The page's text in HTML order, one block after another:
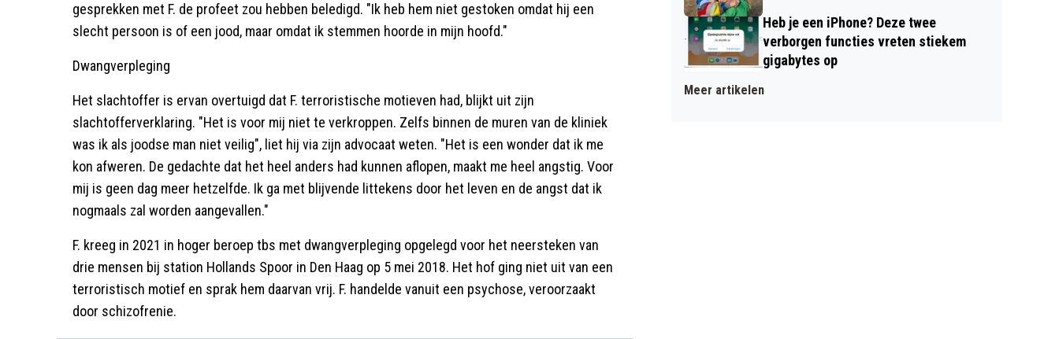
gesprekken met F. de profeet zou hebben beledigd. "Ik heb hem niet gestoken omdat hij een
slecht persoon is of een jood, maar omdat ik stemmen hoorde in mijn hoofd."
Dwangverpleging
Het slachtoffer is ervan overtuigd dat F. terroristische motieven had, blijkt uit zijn
slachtofferverklaring. "Het is voor mij niet te verkroppen. Zelfs binnen de muren van de kliniek
was ik als joodse man niet veilig", liet hij via zijn advocaat weten. "Het is een wonder dat ik me
kon afweren. De gedachte dat het heel anders had kunnen aflopen, maakt me heel angstig. Voor
mij is geen dag meer hetzelfde. Ik ga met blijvende littekens door het leven en de angst dat ik
nogmaals zal worden aangevallen."
F. kreeg in 2021 in hoger beroep tbs met dwangverpleging opgelegd voor het neersteken van
drie mensen bij station Hollands Spoor in Den Haag op 5 mei 2018. Het hof ging niet uit van een
terroristisch motief en sprak hem daarvan vrij. F. handelde vanuit een psychose, veroorzaakt
door schizofrenie.
Heb je een iPhone? Deze twee
verborgen functies vreten stiekem
gigabytes op
Meer artikelen